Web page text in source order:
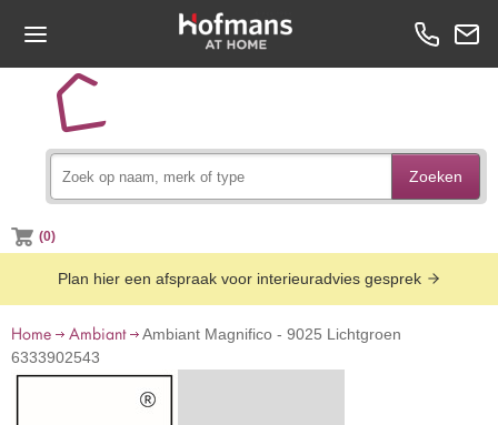
Zoeken
(0)
Plan hier een afspraak voor interieuradvies gesprek
Home Ambiant
Ambiant Magnifico - 9025 Lichtgroen
6333902543